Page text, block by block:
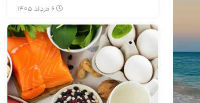
6 مرداد 1405